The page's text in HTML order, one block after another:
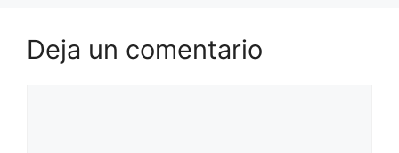
Deja un comentario